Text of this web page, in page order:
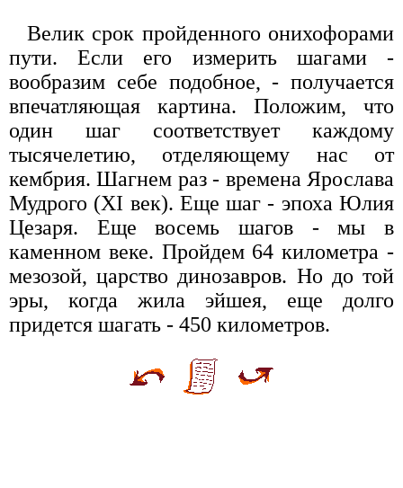
Велик срок пройденного онихофорами
пути. Если его измерить шагами -
вообразим себе подобное, - получается
впечатляющая картина. Положим, что
один шаг соответствует каждому
тысячелетию, отделяющему нас от
кембрия. Шагнем раз - времена Ярослава
Мудрого (XI век). Еще шаг - эпоха Юлия
Цезаря. Еще восемь шагов - мы в
каменном веке. Пройдем 64 километра -
мезозой, царство динозавров. Но до той
эры, когда жила эйшея, еще долго
придется шагать - 450 километров.